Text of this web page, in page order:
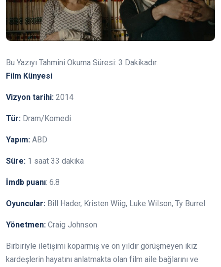
Bu Yazıyı Tahmini Okuma Süresi: 3 Dakikadır.
Film Künyesi
Vizyon tarihi: 2014
Tür: Dram/Komedi
Yapım: ABD
Süre: 1 saat 33 dakika
İmdb puanı: 6.8
Oyuncular: Bill Hader, Kristen Wiig, Luke Wilson, Ty Burrel
Yönetmen: Craig Johnson
Birbiriyle iletişimi koparmış ve on yıldır görüşmeyen ikiz
kardeşlerin hayatını anlatmakta olan film aile bağlarını ve